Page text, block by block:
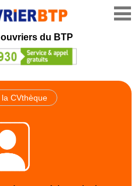
du BTP
CVthèque